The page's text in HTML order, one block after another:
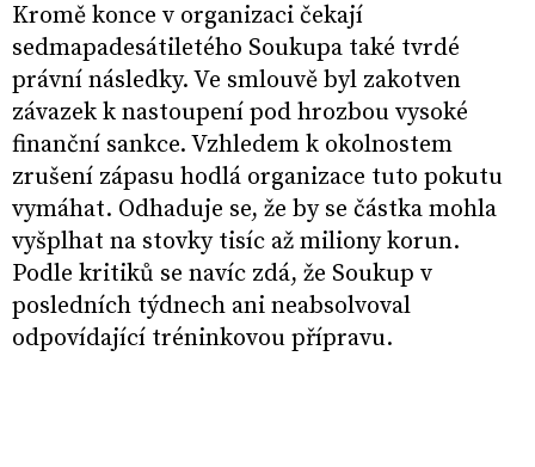
Kromě konce v organizaci čekají
sedmapadesátiletého Soukupa také tvrdé
právní následky. Ve smlouvě byl zakotven
závazek k nastoupení pod hrozbou vysoké
finanční sankce. Vzhledem k okolnostem
zrušení zápasu hodlá organizace tuto pokutu
vymáhat. Odhaduje se, že by se částka mohla
vyšplhat na stovky tisíc až miliony korun.
Podle kritiků se navíc zdá, že Soukup v
posledních týdnech ani neabsolvoval
odpovídající tréninkovou přípravu.